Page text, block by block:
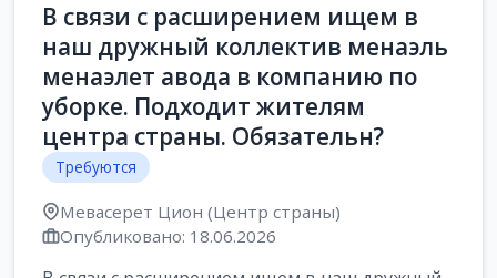
В связи с расширением ищем в
наш дружный коллектив менаэль
менаэлет авода в компанию по
уборке. Подходит жителям
центра страны. Обязательн?
Требуются
Мевасерет Цион (Центр страны)
Опубликовано: 18.06.2026